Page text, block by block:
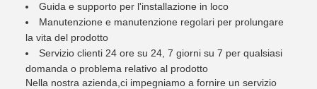
Guida e supporto per l'installazione in loco
Manutenzione e manutenzione regolari per prolungare
la vita del prodotto
Servizio clienti 24 ore su 24, 7 giorni su 7 per qualsiasi
domanda o problema relativo al prodotto
Nella nostra azienda,ci impegniamo a fornire un servizio